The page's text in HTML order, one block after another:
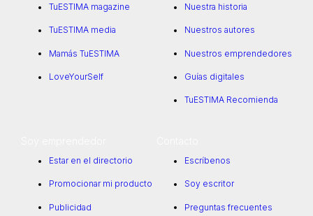
TuESTIMA magazine
TuESTIMA media
Mamás TuESTIMA
LoveYourSelf
Nuestra historia
Nuestros autores
Nuestros emprendedores
Guías digitales
TuESTIMA Recomienda
Estar en el directorio
Promocionar mi producto
Publicidad
Escríbenos
Soy escritor
Preguntas frecuentes